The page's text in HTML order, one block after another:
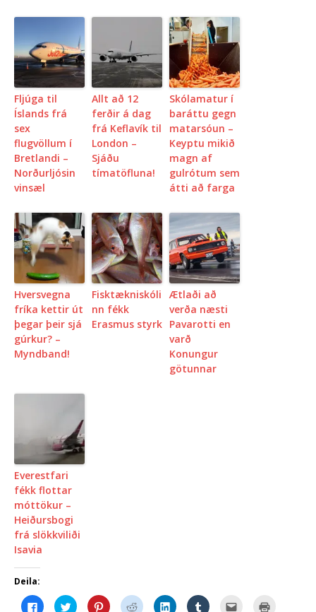
Fljúga til
Íslands frá
sex
flugvöllum í
Bretlandi –
Norðurljósin
vinsæl
Allt að 12
ferðir á dag
frá Keflavík til
London –
Sjáðu
tímatöfluna!
Skólamatur í
baráttu gegn
matarsóun –
Keyptu mikið
magn af
gulrótum sem
átti að farga
Hversvegna
fríka kettir út
þegar þeir sjá
gúrkur? –
Myndband!
Fisktækniskóli
nn fékk
Erasmus styrk
Ætlaði að
verða næsti
Pavarotti en
varð
Konungur
götunnar
Everestfari
fékk flottar
móttökur –
Heiðursbogi
frá slökkviliði
Isavia
Deila:
C
C C C C C